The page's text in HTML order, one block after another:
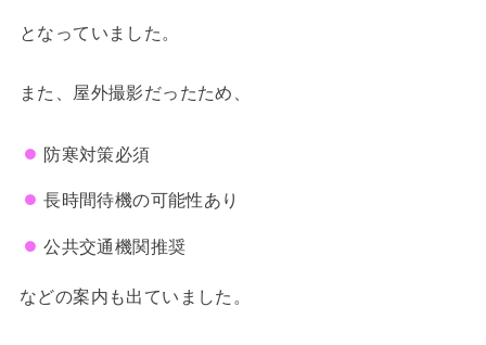
となっていました。
また、屋外撮影だったため、
防寒対策必須
長時間待機の可能性あり
公共交通機関推奨
などの案内も出ていました。